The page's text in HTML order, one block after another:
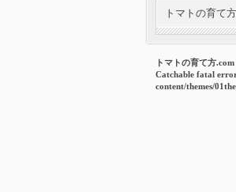
トマトの育て
トマトの育て方.com
Catchable fatal
content/themes/